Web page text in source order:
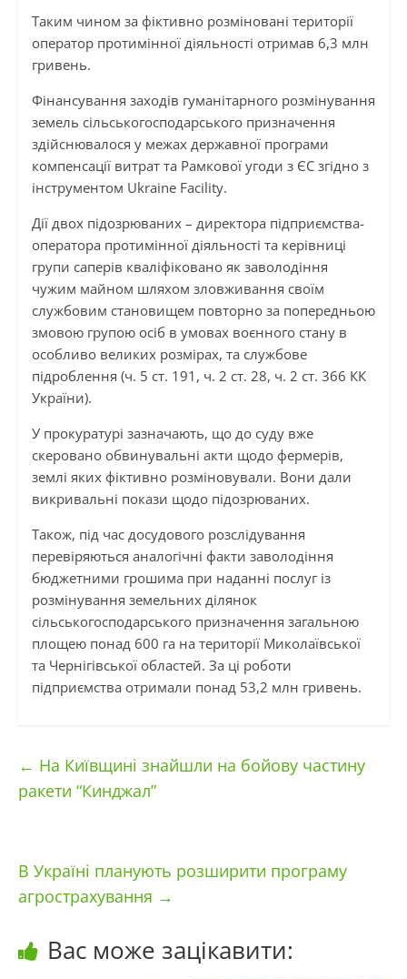
Таким чином за фіктивно розміновані території
оператор протимінної діяльності отримав 6,3 млн
гривень.
Фінансування заходів гуманітарного розмінування
земель сільськогосподарського призначення
здійснювалося у межах державної програми
компенсації витрат та Рамкової угоди з ЄС згідно з
інструментом Ukraine Facility.
Дії двох підозрюваних – директора підприємства-
оператора протимінної діяльності та керівниці
групи саперів кваліфіковано як заволодіння
чужим майном шляхом зловживання своїм
службовим становищем повторно за попередньою
змовою групою осіб в умовах воєнного стану в
особливо великих розмірах, та службове
підроблення (ч. 5 ст. 191, ч. 2 ст. 28, ч. 2 ст. 366 КК
України).
У прокуратурі зазначають, що до суду вже
скеровано обвинувальні акти щодо фермерів,
землі яких фіктивно розміновували. Вони дали
викривальні покази щодо підозрюваних.
Також, під час досудового розслідування
перевіряються аналогічні факти заволодіння
бюджетними грошима при наданні послуг із
розмінування земельних ділянок
сільськогосподарського призначення загальною
площею понад 600 га на території Миколаївської
та Чернігівської областей. За ці роботи
підприємства отримали понад 53,2 млн гривень.
← На Київщині знайшли на бойову частину
ракети “Кинджал”
В Україні планують розширити програму
агрострахування →
Вас може зацікавити: